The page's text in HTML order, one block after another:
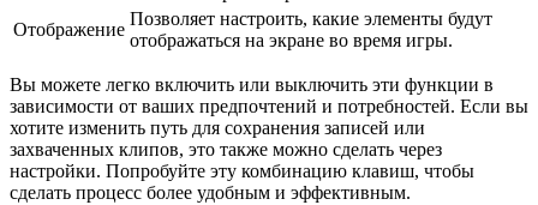
Отображение
Позволяет настроить, какие элементы будут
отображаться на экране во время игры.
Вы можете легко включить или выключить эти функции в
зависимости от ваших предпочтений и потребностей. Если вы
хотите изменить путь для сохранения записей или
захваченных клипов, это также можно сделать через
настройки. Попробуйте эту комбинацию клавиш, чтобы
сделать процесс более удобным и эффективным.